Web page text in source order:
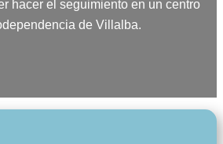
hacer el seguimiento en un centro
de Villalba.